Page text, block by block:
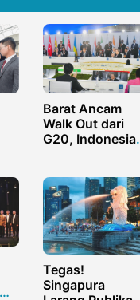
Barat Ancam
Walk Out dari
G20, Indonesia
Tegas!
Singapura